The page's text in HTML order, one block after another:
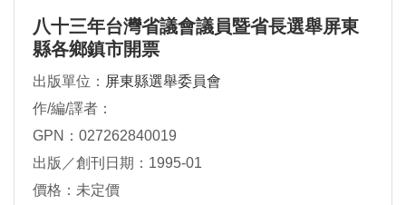
八十三年台灣省議會議員暨省長選舉屏東
縣各鄉鎮市開票
出版單位： 屏東縣選舉委員會
作/編/譯者：
GPN：027262840019
出版／創刊日期：1995-01
價格：未定價